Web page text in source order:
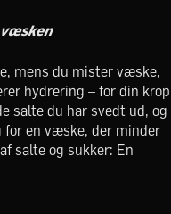
mens du mister væske,
hydrering – for din krop
salte du har svedt ud, og
for en væske, der minder
salte og sukker: En